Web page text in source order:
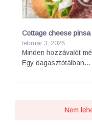
Cottage cheese pinsa
február 3, 2026
Minden hozzávalót
Egy dagasztótálban…
Nem